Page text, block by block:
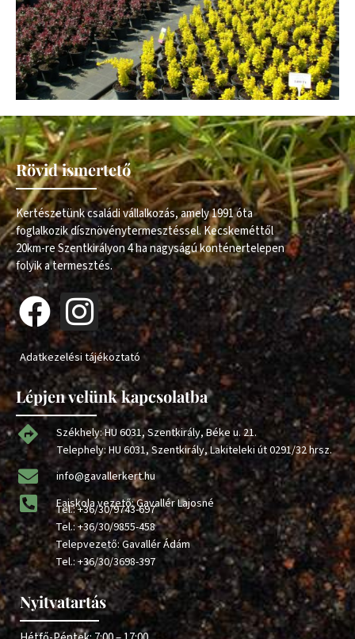
Rövid ismertető
Kertészetünk családi vállalkozás, amely 1991 óta
foglalkozik dísznövénytermesztéssel. Kecskeméttől
20km-re Szentkirályon 4 ha nagyságú konténertelepen
folyik a termesztés.
Adatkezelési tájékoztató
Lépjen velünk kapcsolatba
Székhely: HU 6031, Szentkirály, Béke u. 21.
Telephely: HU 6031, Szentkirály, Lakiteleki út 0291/32 hrsz.
info@gavallerkert.hu
Faiskola vezető: Gavallér Lajosné
Tel.:+36/30/9743-697
Tel.:+36/30/9855-458
Telepvezető: Gavallér Ádám
Tel.:+36/30/3698-397
Nyitvatartás